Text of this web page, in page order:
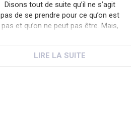
Disons tout de suite qu’il ne s’agit
pas de se prendre pour ce qu’on est
pas et qu’on ne peut pas être. Mais,
toutes catégories confondues, le
LIRE LA SUITE